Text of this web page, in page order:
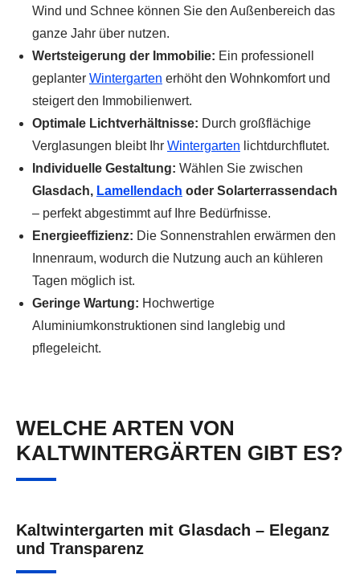
Wind und Schnee können Sie den Außenbereich das
ganze Jahr über nutzen.
Wertsteigerung der Immobilie: Ein professionell
geplanter Wintergarten erhöht den Wohnkomfort und
steigert den Immobilienwert.
Optimale Lichtverhältnisse: Durch großflächige
Verglasungen bleibt Ihr Wintergarten lichtdurchflutet.
Individuelle Gestaltung: Wählen Sie zwischen
Glasdach, Lamellendach oder Solarterrassendach
– perfekt abgestimmt auf Ihre Bedürfnisse.
Energieeffizienz: Die Sonnenstrahlen erwärmen den
Innenraum, wodurch die Nutzung auch an kühleren
Tagen möglich ist.
Geringe Wartung: Hochwertige
Aluminiumkonstruktionen sind langlebig und
pflegeleicht.
WELCHE ARTEN VON
KALTWINTERGÄRTEN GIBT ES?
Kaltwintergarten mit Glasdach – Eleganz
und Transparenz